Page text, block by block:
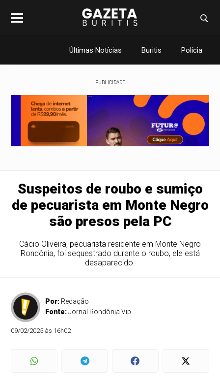
Últimas Notícias Buritis Polícia
PUBLICIDADE
Suspeitos de roubo e sumiço
de pecuarista em Monte Negro
são presos pela PC
Cácio Oliveira, pecuarista residente em Monte Negro
Rondônia, foi sequestrado durante o roubo, ele está
desaparecido.
Por: Redação
Fonte:Jornal Rondônia Vip
09/02/2025 às 16h02